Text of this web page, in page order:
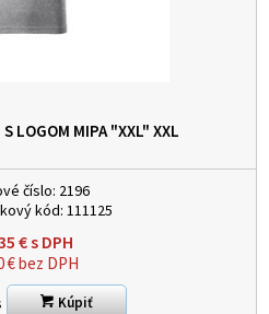
LOGOM MIPA "XXL" XXL
číslo: 2196
kód: 111125
€s DPH
€bez DPH
Kúpiť